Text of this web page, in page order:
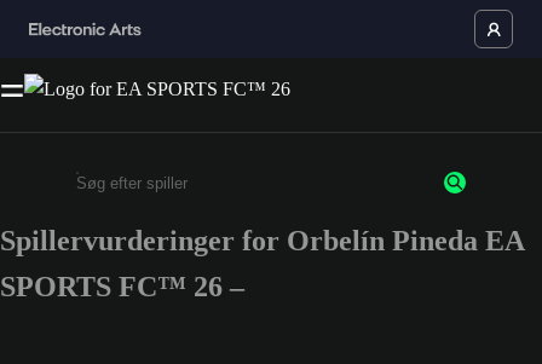
Enter a minimum of 3 characters or numbers
Spillervurderinger for Orbelín Pineda EA
SPORTS FC™ 26 –